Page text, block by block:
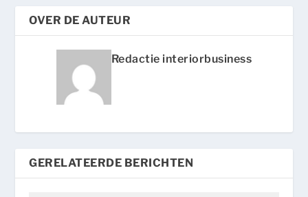
OVER DE AUTEUR
Redactie interiorbusiness
GERELATEERDE BERICHTEN